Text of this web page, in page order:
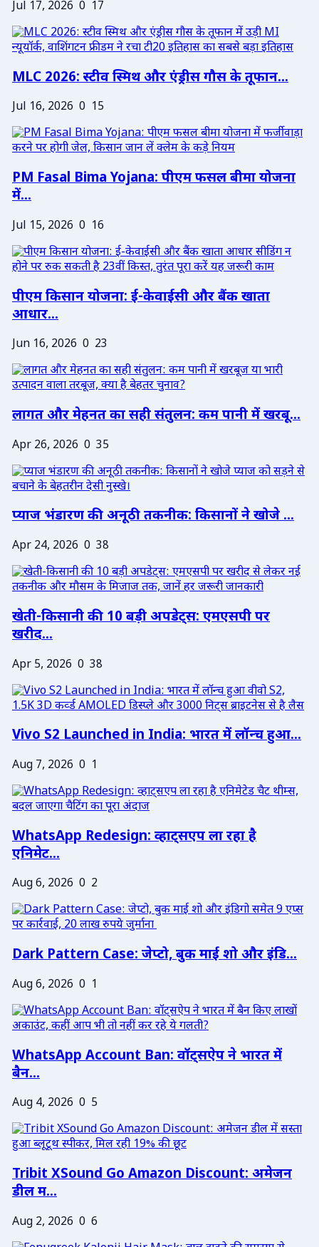
Jul 17, 2026 0 17
MLC 2026: स्टीव स्मिथ और एंड्रीस गौस के तूफान...
Jul 16, 2026 0 15
PM Fasal Bima Yojana: पीएम फसल बीमा योजना
में...
Jul 15, 2026 0 16
पीएम किसान योजना: ई-केवाईसी और बैंक खाता
आधार...
Jun 16, 2026 0 23
लागत और मेहनत का सही संतुलन: कम पानी में खरबू...
Apr 26, 2026 0 35
प्याज भंडारण की अनूठी तकनीक: किसानों ने खोजे ...
Apr 24, 2026 0 38
खेती-किसानी की 10 बड़ी अपडेट्स: एमएसपी पर
खरीद...
Apr 5, 2026 0 38
Vivo S2 Launched in India: भारत में लॉन्च हुआ...
Aug 7, 2026 0 1
WhatsApp Redesign: व्हाट्सएप ला रहा है
एनिमेट...
Aug 6, 2026 0 2
Dark Pattern Case: जेप्टो, बुक माई शो और इंडि...
Aug 6, 2026 0 1
WhatsApp Account Ban: वॉट्सऐप ने भारत में
बैन...
Aug 4, 2026 0 5
Tribit XSound Go Amazon Discount: अमेजन
डील म...
Aug 2, 2026 0 6